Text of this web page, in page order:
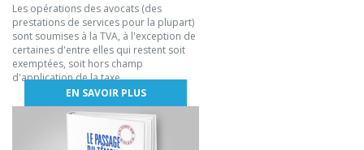
Les opérations des avocats (des
prestations de services pour la plupart)
sont soumises à la TVA, à l'exception de
certaines d'entre elles qui restent soit
exemptées, soit hors champ
d'application de la taxe.
EN SAVOIR PLUS